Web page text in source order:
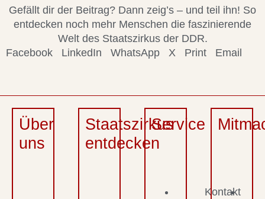
Gefällt dir der Beitrag? Dann zeig’s – und teil ihn! So
entdecken noch mehr Menschen die faszinierende
Welt des Staatszirkus der DDR.
Facebook
LinkedIn WhatsApp X Print Email
Über
uns
Staatszirkus
entdecken
Service
Kontakt